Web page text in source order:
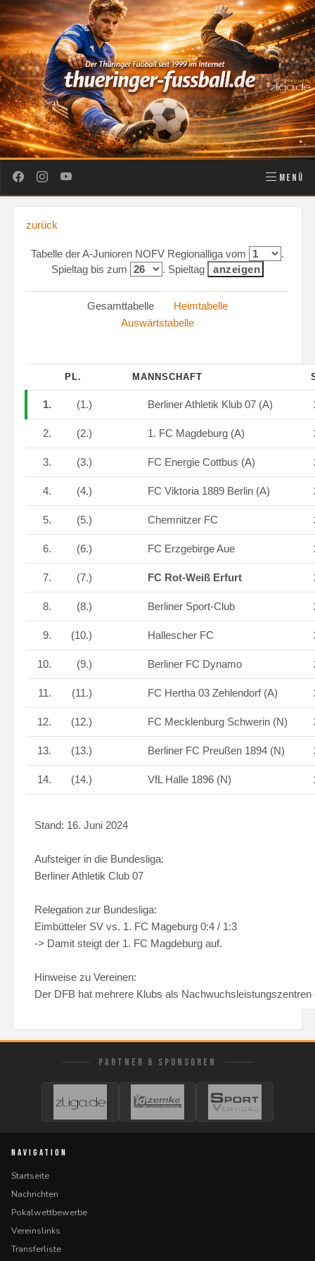
MENÜ
zurück
Tabelle der A-Junioren NOFV Regionalliga vom
.
Spieltag bis zum
. Spieltag
Gesamttabelle Heimtabelle
Auswärtstabelle
PL. MANNSCHAFT
1. (1.) Berliner Athletik Klub 07 (A)
2. (2.) 1. FC Magdeburg (A)
3. (3.) FC Energie Cottbus (A)
4. (4.) FC Viktoria 1889 Berlin (A)
5. (5.) Chemnitzer FC
6. (6.) FC Erzgebirge Aue
7. (7.) FC Rot-Weiß Erfurt
8. (8.) Berliner Sport-Club
9. (10.) Hallescher FC
10. (9.) Berliner FC Dynamo
11. (11.) FC Hertha 03 Zehlendorf (A)
12. (12.) FC Mecklenburg Schwerin (N)
13. (13.) Berliner FC Preußen 1894 (N)
14. (14.) VfL Halle 1896 (N)
Stand: 16. Juni 2024
Aufsteiger in die Bundesliga:
Berliner Athletik Club 07
Relegation zur Bundesliga:
Eimbütteler SV vs. 1. FC Mageburg 0:4 / 1:3
-> Damit steigt der 1. FC Magdeburg auf.
Hinweise zu Vereinen:
Der DFB hat mehrere Klubs als
PARTNER & SPONSOREN
NAVIGATION
Startseite
Nachrichten
Pokalwettbewerbe
Vereinslinks
Transferliste